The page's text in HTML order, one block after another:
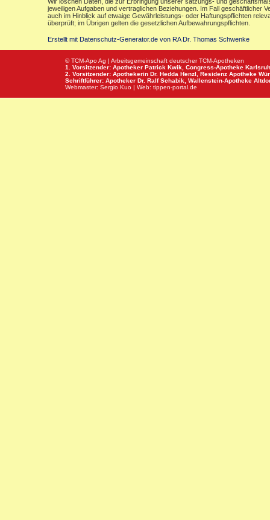
jeweiligen Aufgaben und vertraglichen Beziehungen. Im Fall geschäftlicher
auch im Hinblick auf etwaige Gewährleistungs- oder Haftungspflichten
überprüft; im Übrigen gelten die gesetzlichen Aufbewahrungspflichten.
Erstellt mit Datenschutz-Generator.de von RA Dr. Thomas Schwenke
© TCM-Apo Ag | Arbeitsgemeinschaft deutscher TCM-Apotheken
1. Vorsitzender: Apotheker Patrick Kwik, Congress-Apotheke
2. Vorsitzender: Apothekerin Dr. Hedda Henzl, Residenz Apotheke
Schriftführer: Apotheker Dr. Ralf Schabik, Wallenstein-Apotheke
Webmaster: Sergio Kuo | Web: tippen-portal.de